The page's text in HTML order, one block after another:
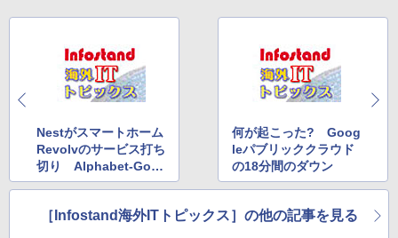
Nestがスマートホーム
Revolvのサービス打ち
切り Alphabet-Goo
gleの悩み
何が起こった? Goog
leパブリッククラウド
の18分間のダウン
［Infostand海外ITトピックス］の他の記事を見る